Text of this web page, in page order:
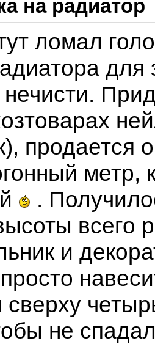
на радиатор
ломал
для
продается
.
всего
и
сверху
не